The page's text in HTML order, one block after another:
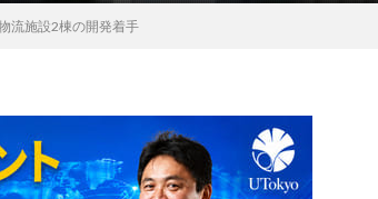
流施設2棟の開発着手